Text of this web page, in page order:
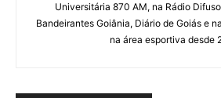
Universitária 870 AM, na Rádio
Bandeirantes Goiânia, Diário de Goiás e
na área esportiva desde